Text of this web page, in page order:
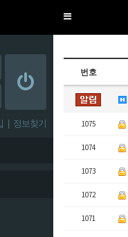
Toggle
정보찾기
번호
1075
1074
1073
1072
1071